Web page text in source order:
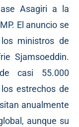
Asagiri a la
El anuncio se
ministros de
Sjamsoeddin.
casi 55.000
estrechos de
anualmente
aunque su